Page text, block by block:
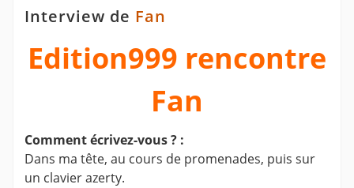
Interview de Fan
Edition999 rencontre
Fan
Comment écrivez-vous ? :
Dans ma tête, au cours de promenades, puis sur
un clavier azerty.